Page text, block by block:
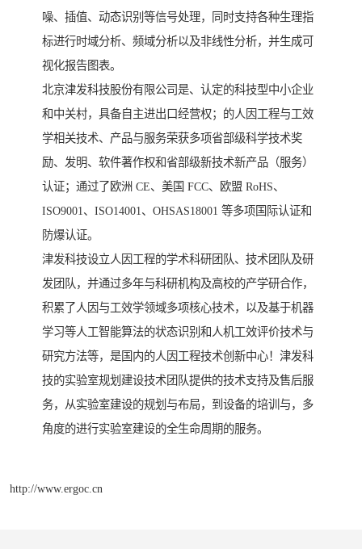
噪、插值、动态识别等信号处理，同时支持各种生理指
标进行时域分析、频域分析以及非线性分析，并生成可
视化报告图表。
北京津发科技股份有限公司是、认定的科技型中小企业
和中关村，具备自主进出口经营权；的人因工程与工效
学相关技术、产品与服务荣获多项省部级科学技术奖
励、发明、软件著作权和省部级新技术新产品（服务）
认证；通过了欧洲 CE、美国 FCC、欧盟 RoHS、
ISO9001、ISO14001、OHSAS18001 等多项国际认证和
防爆认证。
津发科技设立人因工程的学术科研团队、技术团队及研
发团队，并通过多年与科研机构及高校的产学研合作，
积累了人因与工效学领域多项核心技术，以及基于机器
学习等人工智能算法的状态识别和人机工效评价技术与
研究方法等，是国内的人因工程技术创新中心！津发科
技的实验室规划建设技术团队提供的技术支持及售后服
务，从实验室建设的规划与布局，到设备的培训与，多
角度的进行实验室建设的全生命周期的服务。
http://www.ergoc.cn